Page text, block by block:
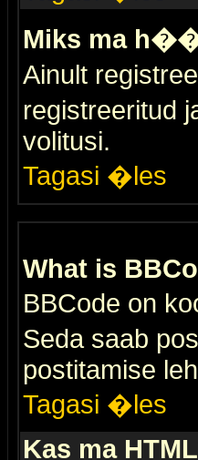
Miks ma
Ainult
registreeritud
volitusi.
Tagasi �les
What is
BBCode on
Seda saab
postitamise
Tagasi �les
Kas ma